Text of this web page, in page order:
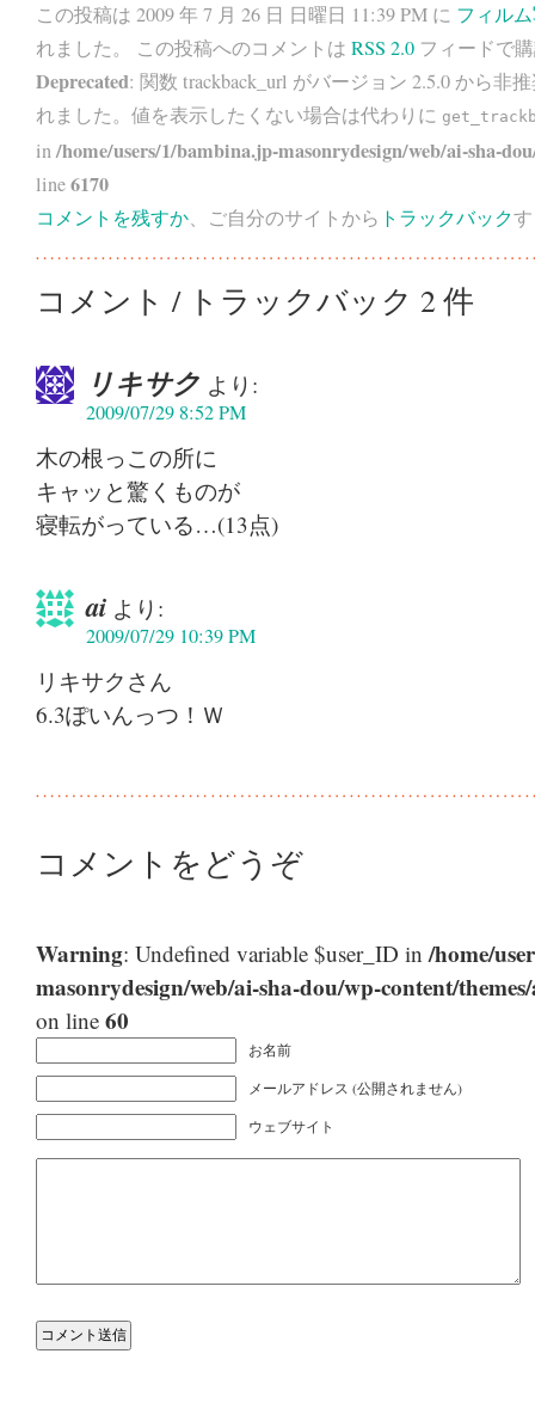
この投稿は 2009 年 7 月 26 日 日曜日 11:39 PM に フィル
れました。 この投稿へのコメントは RSS 2.0 フィードで
Deprecated: 関数 trackback_url がバージョン 2.5.0 から非
れました。値を表示したくない場合は代わりに
in/home/users/1/bambina.jp-masonrydesign/web/ai-sha-
line6170
コメントを残すか、ご自分のサイトから トラックバック
コメント / トラックバック 2 件
リキサク より:
2009/07/29 8:52 PM
木の根っこの所に
キャッと驚くものが
寝転がっている…(13点)
ai より:
2009/07/29 10:39 PM
リキサクさん
6.3ぽいんっつ！Ｗ
コメントをどうぞ
Warning: Undefined variable $user_ID in/home/
masonrydesign/web/ai-sha-dou/wp-content/
on line 60
お名前
メールアドレス (公開されません)
ウェブサイト